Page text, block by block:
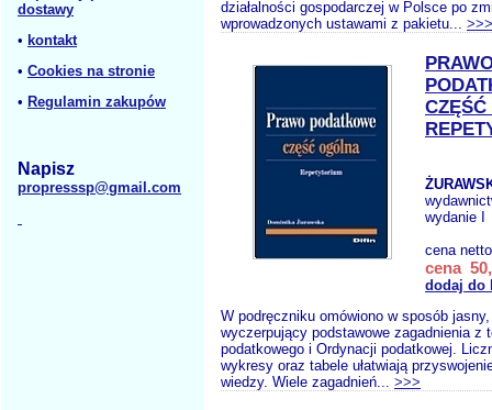
dostawy
• kontakt
• Cookies na stronie
• Regulamin zakupów
Napisz
propresssp@gmail.com
działalności gospodarczej w Polsce po
wprowadzonych ustawami z pakietu... >>>
wydanie I
cena
cena
dodaj do
W podręczniku omówiono w sposób jasny,
wyczerpujący podstawowe zagadnienia z
podatkowego i Ordynacji podatkowej.
wykresy oraz tabele ułatwiają
wiedzy. Wiele zagadnień... >>>